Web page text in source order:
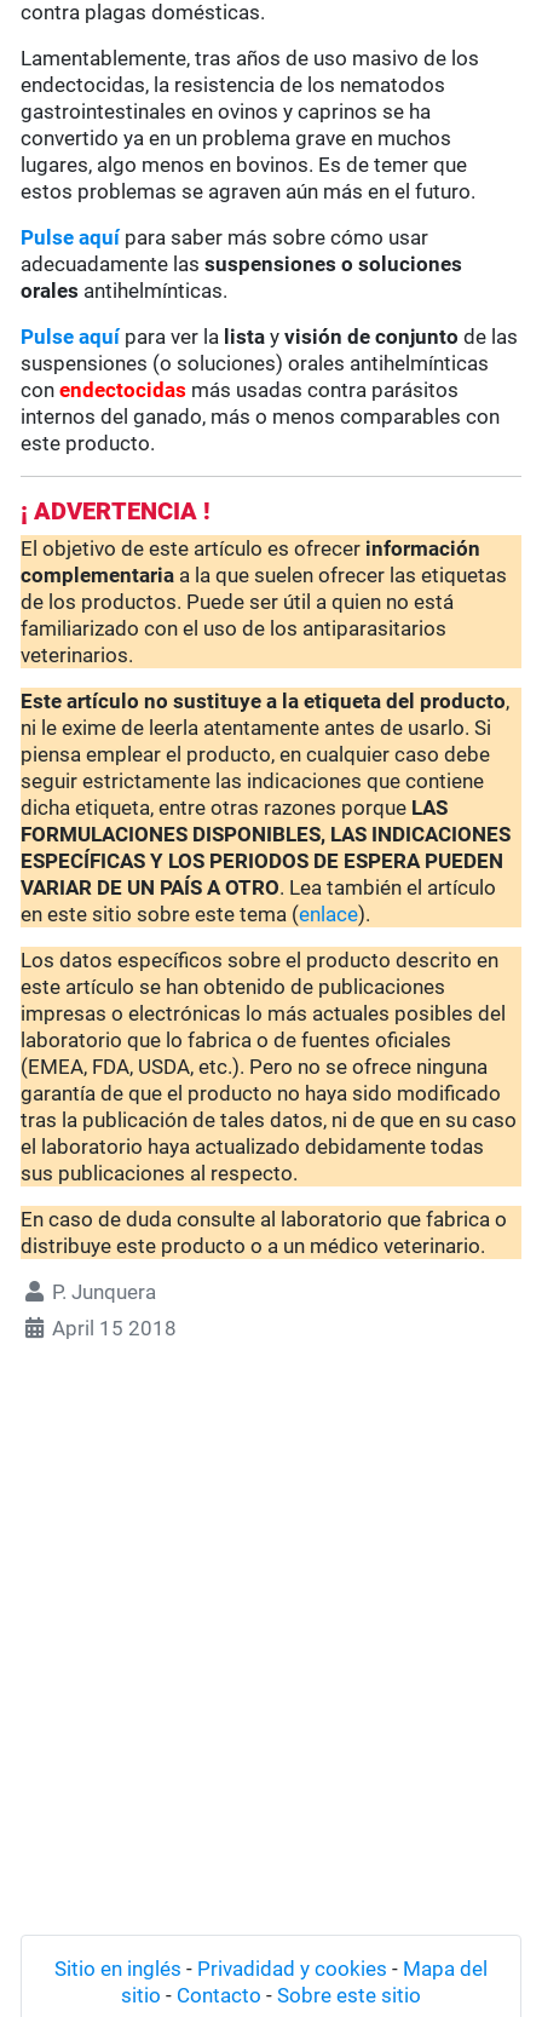
contra plagas domésticas.
Lamentablemente, tras años de uso masivo de los
endectocidas, la resistencia de los nematodos
gastrointestinales en ovinos y caprinos se ha
convertido ya en un problema grave en muchos
lugares, algo menos en bovinos. Es de temer que
estos problemas se agraven aún más en el futuro.
Pulse aquí para saber más sobre cómo usar
adecuadamente lassuspensiones o soluciones
orales antihelmínticas.
Pulse aquípara ver la lista yvisión de conjunto de las
suspensiones (o soluciones) orales antihelmínticas
conendectocidas más usadas contra parásitos
internos del ganado, más o menos comparables con
este producto.
¡ ADVERTENCIA !
El objetivo de este artículo es ofrecer información
complementaria a la que suelen ofrecer las etiquetas
de los productos. Puede ser útil a quien no está
familiarizado con el uso de los antiparasitarios
veterinarios.
Este artículo no sustituye a la etiqueta del producto,
ni le exime de leerla atentamente antes de usarlo. Si
piensa emplear el producto, en cualquier caso debe
seguir estrictamente las indicaciones que contiene
dicha etiqueta, entre otras razones porque LAS
FORMULACIONES DISPONIBLES, LAS INDICACIONES
ESPECÍFICAS Y LOS PERIODOS DE ESPERA PUEDEN
VARIAR DE UN PAÍS A OTRO. Lea también el artículo
en este sitio sobre este tema (enlace).
Los datos específicos sobre el producto descrito en
este artículo se han obtenido de publicaciones
impresas o electrónicas lo más actuales posibles del
laboratorio que lo fabrica o de fuentes oficiales
(EMEA, FDA, USDA, etc.). Pero no se ofrece ninguna
garantía de que el producto no haya sido modificado
tras la publicación de tales datos, ni de que en su caso
el laboratorio haya actualizado debidamente todas
sus publicaciones al respecto.
En caso de duda consulte al laboratorio que fabrica o
distribuye este producto o a un médico veterinario.
P. Junquera
April 15 2018
Sitio en inglés - Privadidad y cookies - Mapa del
sitio - Contacto - Sobre este sitio